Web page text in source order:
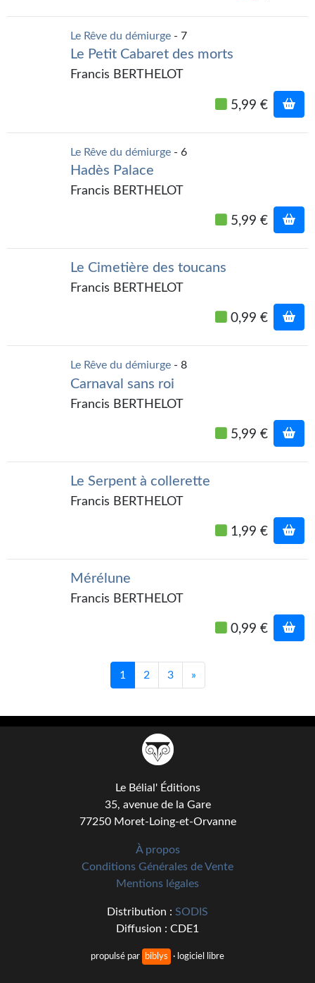
La Bibliothèque orbitale
Journal d'un homme des bois
Soumettre un manuscrit
Le Rêve du démiurge - 7
Le Petit Cabaret des morts
Francis BERTHELOT
5,99 €
Le Rêve du démiurge - 6
Hadès Palace
Francis BERTHELOT
5,99 €
Le Cimetière des toucans
Francis BERTHELOT
0,99 €
Le Rêve du démiurge - 8
Carnaval sans roi
Francis BERTHELOT
5,99 €
Le Serpent à collerette
Francis BERTHELOT
1,99 €
Mérélune
Francis BERTHELOT
0,99 €
1 2 3 »
Le Bélial' Éditions
35, avenue de la Gare
77250 Moret-Loing-et-Orvanne
À propos
Conditions Générales de Vente
Mentions légales
Distribution : SODIS
Diffusion : CDE1
propulsé par biblys · logiciel libre